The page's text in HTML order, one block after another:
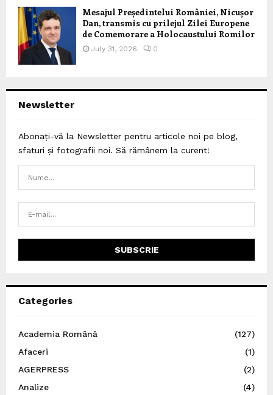
Mesajul Președintelui României, Nicușor
Dan, transmis cu prilejul Zilei Europene
de Comemorare a Holocaustului Romilor
July 31, 2026 0
Newsletter
Abonați-vă la Newsletter pentru articole noi pe blog,
sfaturi și fotografii noi. Să rămânem la curent!
Categories
Academia Română
(127)
Afaceri
(1)
AGERPRESS
(2)
Analize
(4)